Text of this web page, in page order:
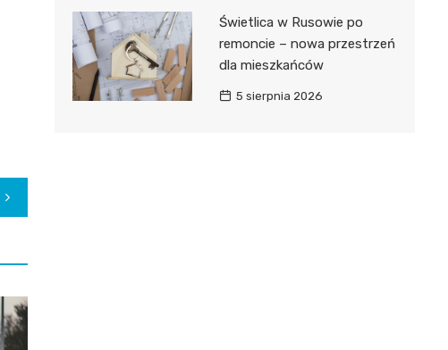
Świetlica w Rusowie po
remoncie – nowa przestrzeń
dla mieszkańców
5 sierpnia 2026